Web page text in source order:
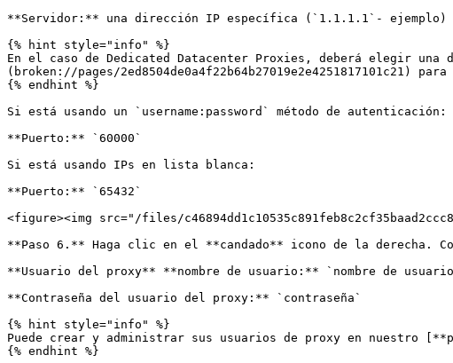
**Servidor:** una dirección IP específica (`1.1.1.1`- ejemplo)
{% hint style="info" %}
En el caso de Dedicated Datacenter Proxies, deberá elegir
(broken://pages/2ed8504de0a4f22b64b27019e2e4251817101c21)
{% endhint %}
Si está usando un `username:password` método de autenticación:
**Puerto:** `60000`
Si está usando IPs en lista blanca:
**Puerto:** `65432`
<figure><img src="/files/
**Paso 6.** Haga clic en el **candado** icono de la derecha.
**Usuario del proxy** **nombre de usuario:** `nombre de
**Contraseña del usuario del proxy:** `contraseña`
{% hint style="info" %}
Puede crear y administrar sus usuarios de proxy en nuestro
{% endhint %}